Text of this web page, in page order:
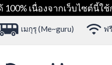
เนื่องจากเว็บไซต์นี้
เมกุรุ (Me~guru) ฟ